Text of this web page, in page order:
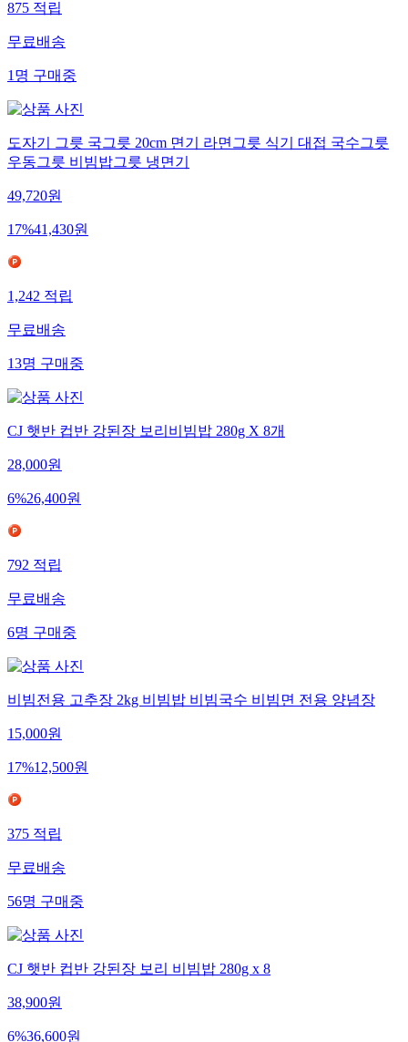
875적립
무료배송
1명구매중
도자기 그릇 국그릇 20cm 면기 라면그릇 식기 대접 국수그릇
우동그릇 비빔밥그릇 냉면기
49,720원
17%41,430원
1,242적립
무료배송
13명구매중
CJ 햇반 컵반 강된장 보리비빔밥 280g X 8개
28,000원
6%26,400원
792적립
무료배송
6명구매중
비빔전용 고추장 2kg 비빔밥 비빔국수 비빔면 전용 양념장
15,000원
17%12,500원
375적립
무료배송
56명구매중
CJ 햇반 컵반 강된장 보리 비빔밥 280g x 8
38,900원